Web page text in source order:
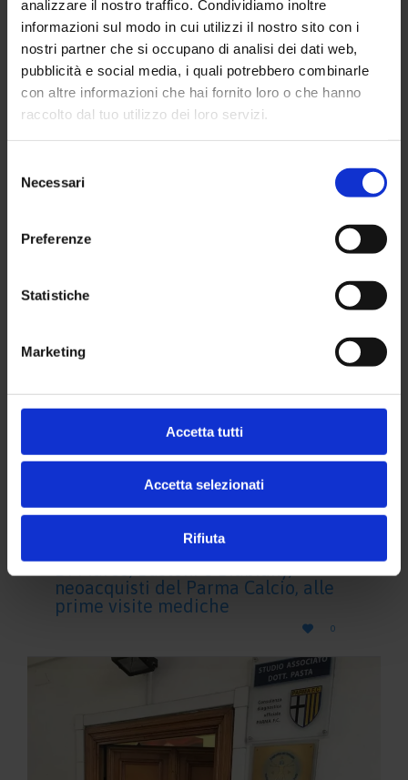
analizzare il nostro traffico. Condividiamo inoltre
informazioni sul modo in cui utilizzi il nostro sito con i
nostri partner che si occupano di analisi dei dati web,
pubblicità e social media, i quali potrebbero combinarle
con altre informazioni che hai fornito loro o che hanno
raccolto dal tuo utilizzo dei loro servizi.
delNecessari
Preferenze
Statistiche
Marketing
Accetta tutti
Accetta selezionati
Rifiuta
Parma Calcio, alle prime visite
mediche

LOVE
0
neoacquisti del Parma Calcio, alle
prime visite mediche

LOVE
IT
0